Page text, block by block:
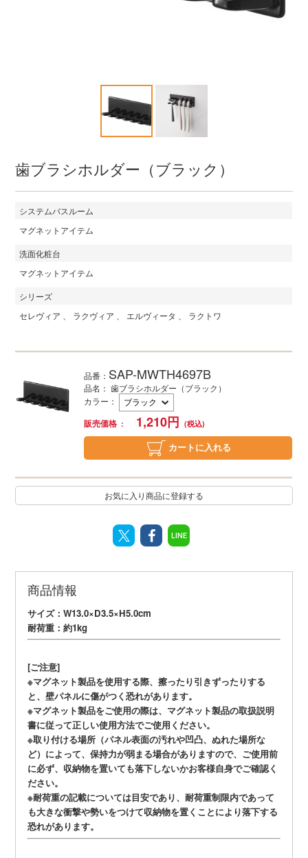
歯ブラシホルダー（ブラック）
システムバスルーム
マグネットアイテム
洗面化粧台
マグネットアイテム
シリーズ
セレヴィア
ラクヴィア エルヴィータ ラクトワ
品番： SAP-MWTH4697B
品名： 歯ブラシホルダー（ブラック）
カラー ：
販売価格
1,210円
カートに入れる
お気に入り商品に登録する
LINE
商品情報
サイズ：W13.0×D3.5×H5.0cm
耐荷重：約1kg
[ご注意]
※マグネット製品を使用する際、擦ったり引きずったりする
と、壁パネルに傷がつく恐れがあります。
※マグネット製品をご使用の際は、マグネット製品の取扱説明
書に従って正しい使用方法でご使用ください。
※取り付ける場所（パネル表面の汚れや凹凸、ぬれた場所な
ど）によって、保持力が弱まる場合がありますので、ご使用前
に必ず、収納物を置いても落下しないかお客様自身でご確認く
ださい。
※耐荷重の記載については目安であり、耐荷重制限内であって
も大きな衝撃や勢いをつけて収納物を置くことにより落下する
恐れがあります。